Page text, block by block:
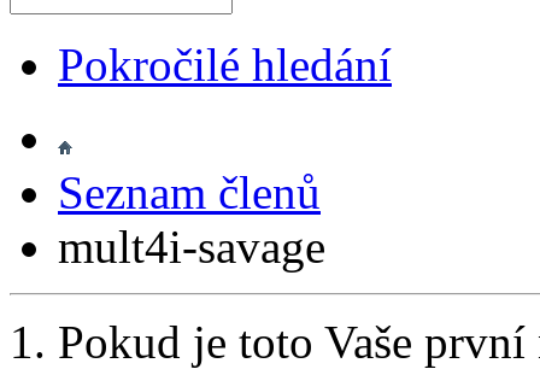
Pokročilé hledání
Seznam členů
mult4i-savage
Pokud je toto Vaše